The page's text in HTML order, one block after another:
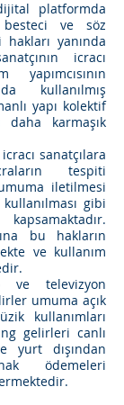
platformda
besteci ve söz
yanında
icracı
kullanılmış
yapı kolektif
karmaşık
sanatçılara
tespiti
umuma iletilmesi
gibi
bu hakların
ve kullanım
ve televizyon
umuma açık
kullanımları
gelirleri canlı
yurt dışından
ödemeleri